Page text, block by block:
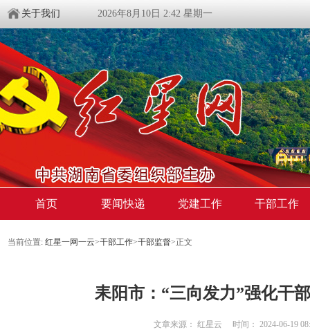
关于我们 2026年8月10日 2:42 星期一
首页 要闻快递 党建工作 干部工作
当前位置: 红星一网一云>干部工作>干部监督>正文
耒阳市：“三向发力”强化干
文章来源： 红星云 时间： 2024-06-19